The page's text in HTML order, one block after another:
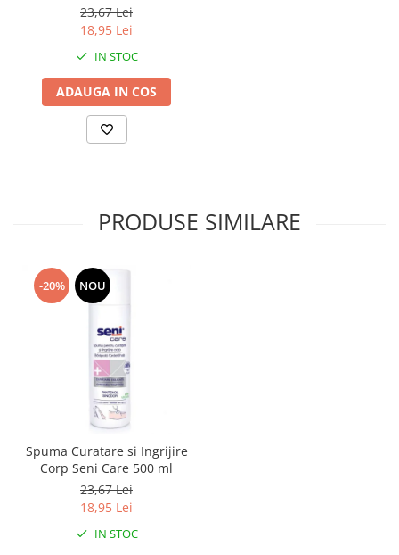
23,67 Lei
18,95 Lei
IN STOC
ADAUGA IN COS
PRODUSE SIMILARE
-20% NOU
Spuma Curatare si Ingrijire
Corp Seni Care 500 ml
23,67 Lei
18,95 Lei
IN STOC